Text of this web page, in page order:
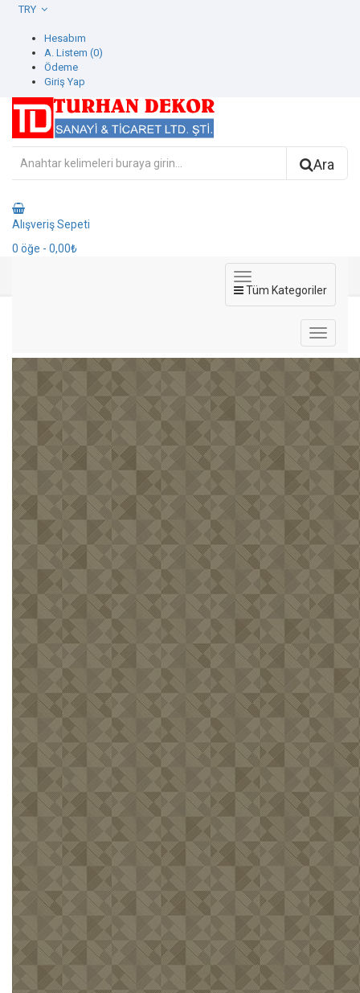
Hesabım
A. Listem (0)
Ödeme
Giriş Yap
Ara
Alışveriş Sepeti
0 öğe - 0,00₺
Tüm Kategoriler